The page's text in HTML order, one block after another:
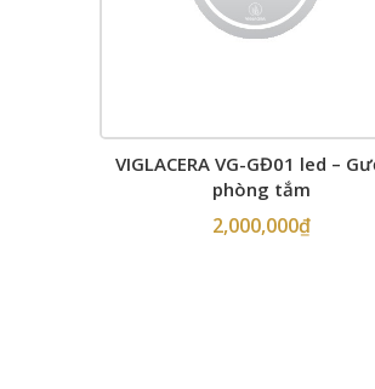
VIGLACERA VG-GĐ01 led –
phòng tắm
2,000,000₫